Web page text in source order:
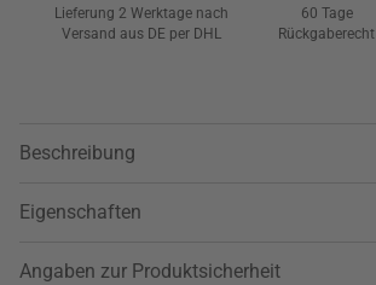
Lieferung 2 Werktage nach
Versand aus DE per DHL
60 Tage
Rückgaberecht
Beschreibung
Eigenschaften
Angaben zur Produktsicherheit